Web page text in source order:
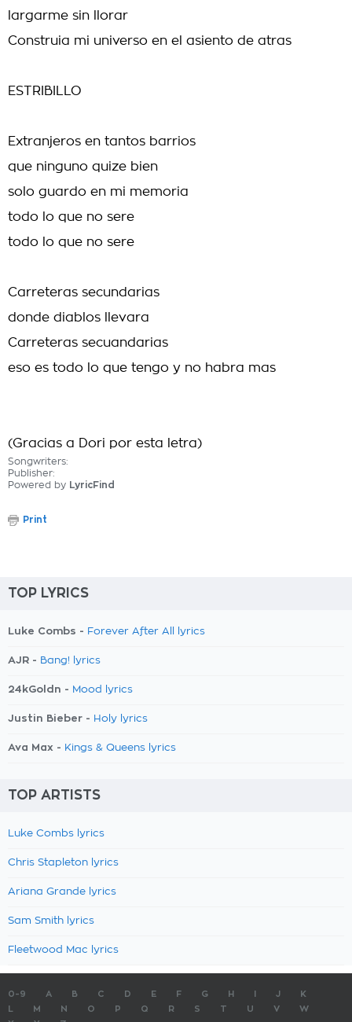
largarme sin llorar
Construia mi universo en el asiento de atras
ESTRIBILLO
Extranjeros en tantos barrios
que ninguno quize bien
solo guardo en mi memoria
todo lo que no sere
todo lo que no sere
Carreteras secundarias
donde diablos llevara
Carreteras secuandarias
eso es todo lo que tengo y no habra mas
(Gracias a Dori por esta letra)
Songwriters:
Publisher:
Powered by LyricFind
Print
TOP LYRICS
Luke Combs - Forever After All lyrics
AJR - Bang! lyrics
24kGoldn - Mood lyrics
Justin Bieber - Holy lyrics
Ava Max - Kings & Queens lyrics
TOP ARTISTS
Luke Combs lyrics
Chris Stapleton lyrics
Ariana Grande lyrics
Sam Smith lyrics
Fleetwood Mac lyrics
0-9 A B C D E F G H J
K
M N O P Q R S T U V
W